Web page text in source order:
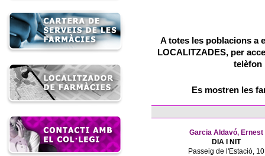
A totes les poblacions a
LOCALITZADES, per
telèfon
Es mostren les
Garcia Aldavó, Ernest
DIA I NIT
Passeig de l'Estació, 10